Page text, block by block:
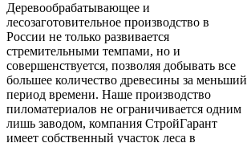
Деревообрабатывающее и
лесозаготовительное производство в
России не только развивается
стремительными темпами, но и
совершенствуется, позволяя добывать все
большее количество древесины за меньший
период времени. Наше производство
пиломатериалов не ограничивается одним
лишь заводом, компания СтройГарант
имеет собственный участок леса в